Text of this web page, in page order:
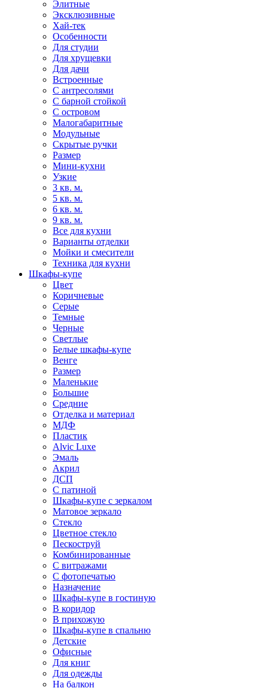
Элитные
Эксклюзивные
Хай-тек
Особенности
Для студии
Для хрущевки
Для дачи
Встроенные
С антресолями
С барной стойкой
С островом
Малогабаритные
Модульные
Скрытые ручки
Размер
Мини-кухни
Узкие
3 кв. м.
5 кв. м.
6 кв. м.
9 кв. м.
Все для кухни
Варианты отделки
Мойки и смесители
Техника для кухни
Шкафы-купе
Цвет
Коричневые
Серые
Темные
Черные
Светлые
Белые шкафы-купе
Венге
Размер
Маленькие
Большие
Средние
Отделка и материал
МДФ
Пластик
Alvic Luxe
Эмаль
Акрил
ДСП
С патиной
Шкафы-купе с зеркалом
Матовое зеркало
Стекло
Цветное стекло
Пескоструй
Комбинированные
С витражами
С фотопечатью
Назначение
Шкафы-купе в гостиную
В коридор
В прихожую
Шкафы-купе в спальню
Детские
Офисные
Для книг
Для одежды
На балкон